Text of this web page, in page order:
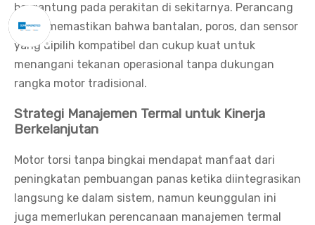
bergantung pada perakitan di sekitarnya. Perancang
harus memastikan bahwa bantalan, poros, dan sensor
yang dipilih kompatibel dan cukup kuat untuk
menangani tekanan operasional tanpa dukungan
rangka motor tradisional.
Strategi Manajemen Termal untuk Kinerja
Berkelanjutan
Motor torsi tanpa bingkai mendapat manfaat dari
peningkatan pembuangan panas ketika diintegrasikan
langsung ke dalam sistem, namun keunggulan ini
juga memerlukan perencanaan manajemen termal